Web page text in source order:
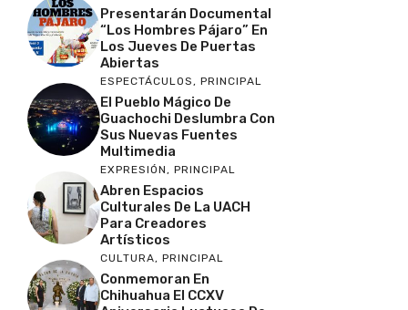
Presentarán Documental
“Los Hombres Pájaro” En
Los Jueves De Puertas
Abiertas
ESPECTÁCULOS , PRINCIPAL
El Pueblo Mágico De
Guachochi Deslumbra Con
Sus Nuevas Fuentes
Multimedia
EXPRESIÓN , PRINCIPAL
Abren Espacios
Culturales De La UACH
Para Creadores
Artísticos
CULTURA, PRINCIPAL
Conmemoran En
Chihuahua El CCXV